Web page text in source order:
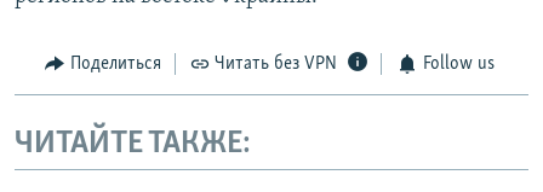
Поделиться Читать без VPN Follow us
ЧИТАЙТЕ ТАКЖЕ: